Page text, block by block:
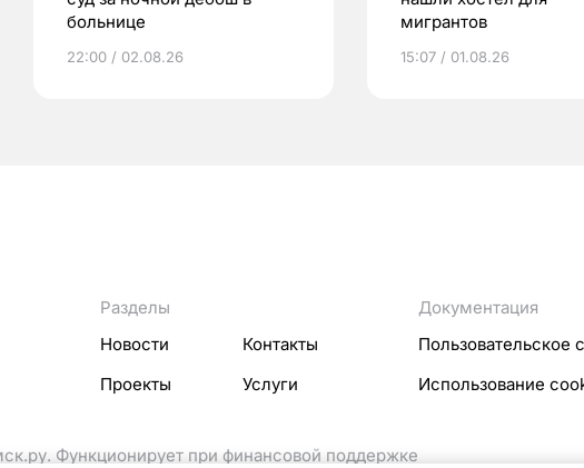
больнице
22:00 / 02.08.26
мигрантов
15:07 / 01.08.26
Разделы
Новости
Контакты
Проекты
Услуги
Документация
Пользовательское
Использование
Функционирует при финансовой поддержке